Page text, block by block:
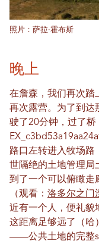
照片：萨拉·霍布斯
晚上
在詹森，我们再次踏
再次露营。为了到达
驶了20分钟，过了桥
路口左转进入牧场路
世隔绝的土地管理局
到了一个可以俯瞰走
（观看： 洛多尔之门
近有一个人，便礼貌
这距离足够远了（哈
——公共土地的完整